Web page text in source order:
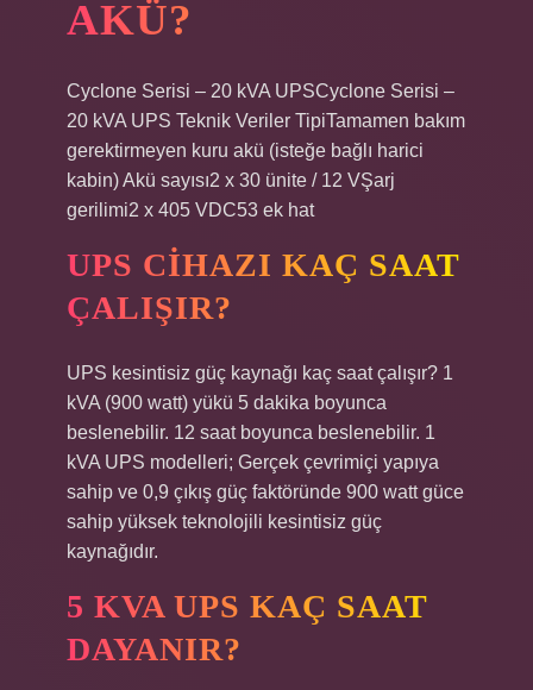
AKÜ?
Cyclone Serisi – 20 kVA UPSCyclone Serisi –
20 kVA UPS Teknik Veriler TipiTamamen bakım
gerektirmeyen kuru akü (isteğe bağlı harici
kabin) Akü sayısı2 x 30 ünite / 12 VŞarj
gerilimi2 x 405 VDC53 ek hat
UPS CIHAZI KAÇ SAAT
ÇALIŞIR?
UPS kesintisiz güç kaynağı kaç saat çalışır? 1
kVA (900 watt) yükü 5 dakika boyunca
beslenebilir. 12 saat boyunca beslenebilir. 1
kVA UPS modelleri; Gerçek çevrimiçi yapıya
sahip ve 0,9 çıkış güç faktöründe 900 watt güce
sahip yüksek teknolojili kesintisiz güç
kaynağıdır.
5 KVA UPS KAÇ SAAT
DAYANIR?